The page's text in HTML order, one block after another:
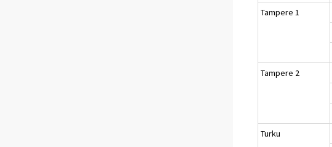
Tampere 1
Tampere 2
Turku